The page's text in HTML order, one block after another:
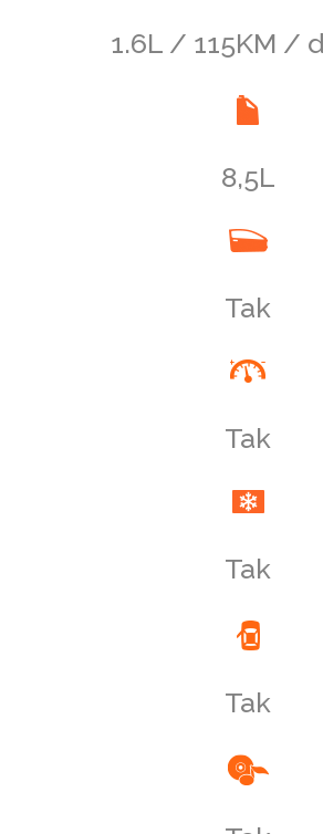
1.6L / 115KM /
8,5L
Tak
Tak
Tak
Tak